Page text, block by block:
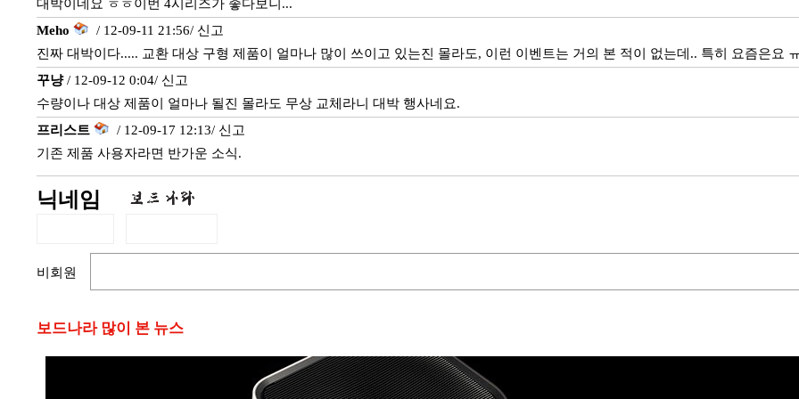
대박이네요 ㅎㅎ이번 4시리즈가 좋다보니...
Meho
/ 12-09-11 21:56/ 신고
진짜 대박이다..... 교환 대상 구형 제품이 얼마나 많이 쓰이고 있는진 몰라도, 이런 이벤트는 거의 본 적이 없는데.. 특히 요즘은요
꾸냥/ 12-09-12 0:04/ 신고
수량이나 대상 제품이 얼마나 될진 몰라도 무상 교체라니 대박 행사네요.
프리스트
/ 12-09-17 12:13/ 신고
기존 제품 사용자라면 반가운 소식.
닉네임
비회원
보드나라 많이 본 뉴스